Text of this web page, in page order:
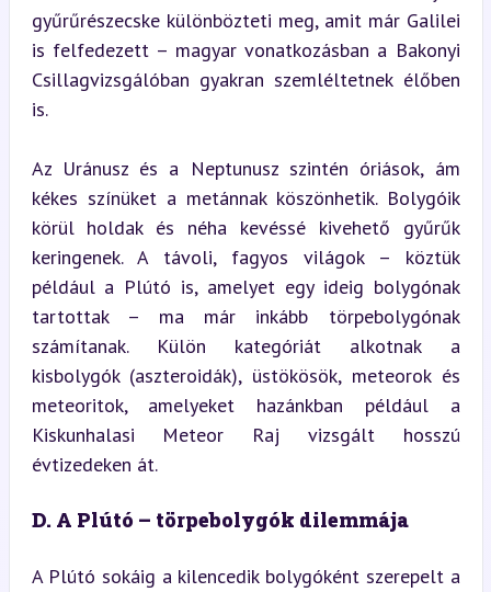
gyűrűrészecske különbözteti meg, amit már Galilei
is felfedezett – magyar vonatkozásban a Bakonyi
Csillagvizsgálóban gyakran szemléltetnek élőben
is.
Az Uránusz és a Neptunusz szintén óriások, ám
kékes színüket a metánnak köszönhetik. Bolygóik
körül holdak és néha kevéssé kivehető gyűrűk
keringenek. A távoli, fagyos világok – köztük
például a Plútó is, amelyet egy ideig bolygónak
tartottak – ma már inkább törpebolygónak
számítanak. Külön kategóriát alkotnak a
kisbolygók (aszteroidák), üstökösök, meteorok és
meteoritok, amelyeket hazánkban például a
Kiskunhalasi Meteor Raj vizsgált hosszú
évtizedeken át.
D. A Plútó – törpebolygók dilemmája
A Plútó sokáig a kilencedik bolygóként szerepelt a